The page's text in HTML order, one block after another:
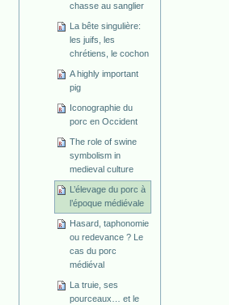
chasse au sanglier
La bête singulière:
les juifs, les
chrétiens, le cochon
A highly important
pig
Iconographie du
porc en Occident
The role of swine
symbolism in
medieval culture
L’élevage du porc à
l’époque médiévale
Hasard, taphonomie
ou redevance ? Le
cas du porc
médiéval
La truie, ses
pourceaux… et le